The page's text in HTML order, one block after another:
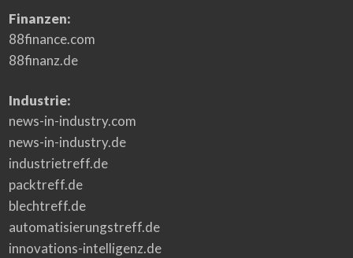
Finanzen:
88finance.com
88finanz.de
Industrie:
news-in-industry.com
news-in-industry.de
industrietreff.de
packtreff.de
blechtreff.de
automatisierungstreff.de
innovations-intelligenz.de